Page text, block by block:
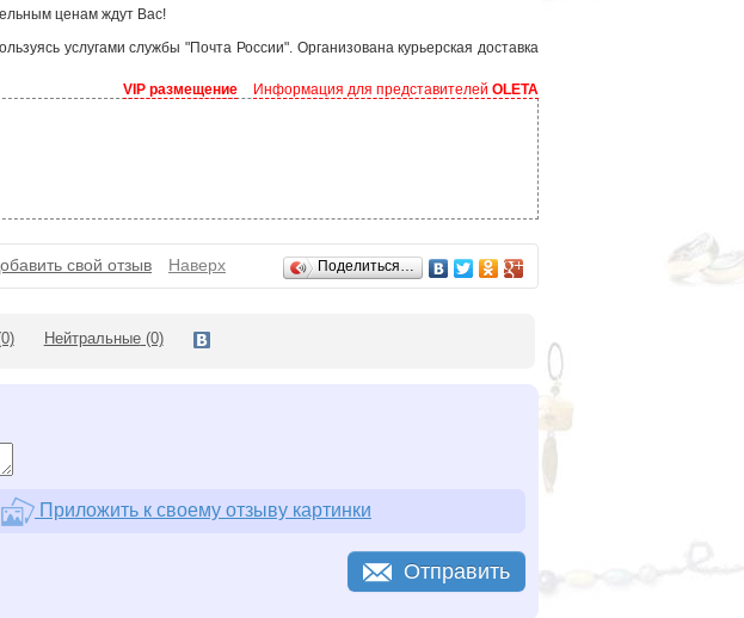
ценам ждут Вас!
услугами службы "Почта России". Организована курьерская доставка
VIP размещение
Информация для представителей OLETA
свой отзыв Наверх Поделиться…
Нейтральные(0)
Приложить к своему отзыву картинки
Отправить